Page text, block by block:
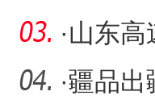
绣：马
开廉洁
·山东高
业园暨
·疆品出